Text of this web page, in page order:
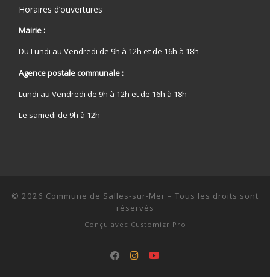
Horaires d’ouvertures
Mairie :
Du Lundi au Vendredi de 9h à 12h et de 16h à 18h
Agence postale communale :
Lundi au Vendredi de 9h à 12h et de 16h à 18h
Le samedi de 9h à 12h
© 2026 Commune de Salles-sur-Mer – Tous les droits sont
réservés
Conçu avec Customizr Pro